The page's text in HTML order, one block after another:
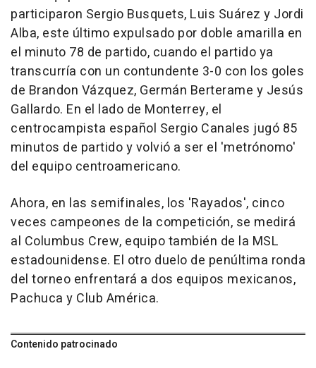
participaron Sergio Busquets, Luis Suárez y Jordi
Alba, este último expulsado por doble amarilla en
el minuto 78 de partido, cuando el partido ya
transcurría con un contundente 3-0 con los goles
de Brandon Vázquez, Germán Berterame y Jesús
Gallardo. En el lado de Monterrey, el
centrocampista español Sergio Canales jugó 85
minutos de partido y volvió a ser el 'metrónomo'
del equipo centroamericano.
Ahora, en las semifinales, los 'Rayados', cinco
veces campeones de la competición, se medirá
al Columbus Crew, equipo también de la MSL
estadounidense. El otro duelo de penúltima ronda
del torneo enfrentará a dos equipos mexicanos,
Pachuca y Club América.
Contenido patrocinado